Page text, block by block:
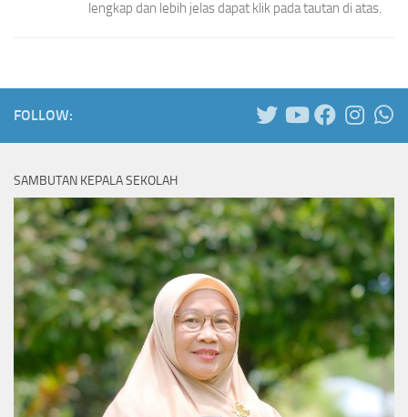
lengkap dan lebih jelas dapat klik pada tautan di atas.
FOLLOW:
SAMBUTAN KEPALA SEKOLAH